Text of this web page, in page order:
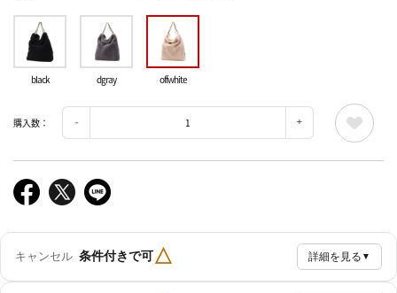
black dgray offwhite
購入数：
キャンセル 条件付きで可△ 詳細を見る ▼